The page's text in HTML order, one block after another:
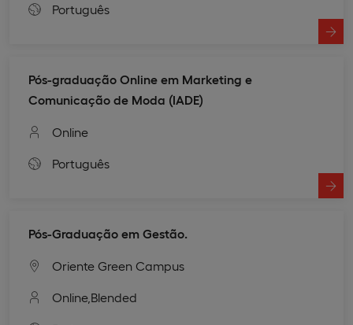
Português
Pós-graduação Online em Marketing e
Comunicação de Moda (IADE)
Online
Português
Pós-Graduação em Gestão.
Oriente Green Campus
Online, Blended